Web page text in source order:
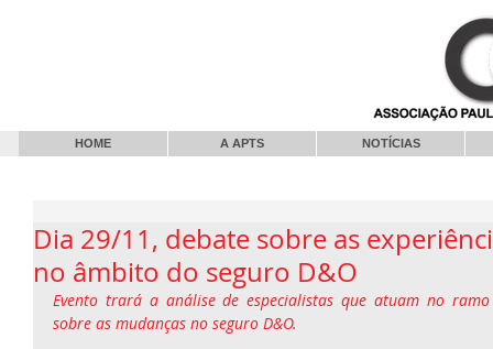
HOME A APTS NOTÍCIAS
Dia 29/11, debate sobre as
no âmbito do seguro D&O
Evento trará a análise de especialistas que atuam no ramo
sobre as mudanças no seguro D&O.